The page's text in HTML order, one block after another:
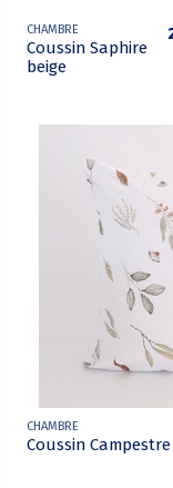
CHAMBRE
Coussin Saphire
beige
CHAMBRE
Coussin Campestre